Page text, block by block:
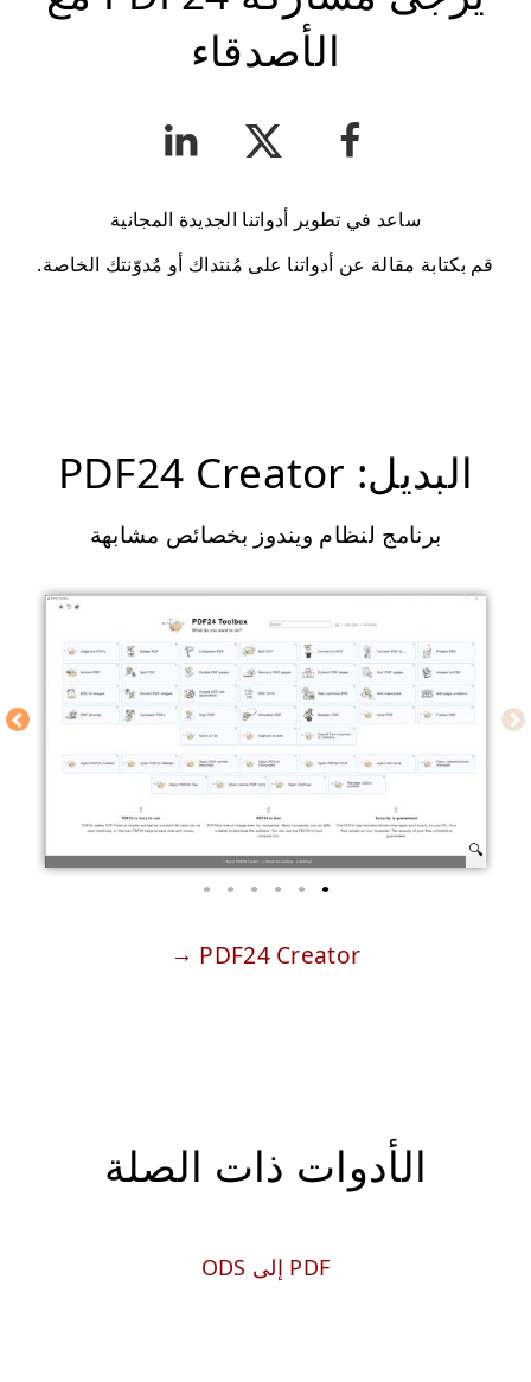
الأصدقاء
ساعد في تطوير أدواتنا الجديدة المجانية
قم بكتابة مقالة عن أدواتنا على مُنتداك أو مُدوّنتك الخاصة.
البديل: PDF24 Creator
برنامج لنظام ويندوز بخصائص مشابهة
PDF24 Creator
الأدوات ذات الصلة
PDF إلى ODS